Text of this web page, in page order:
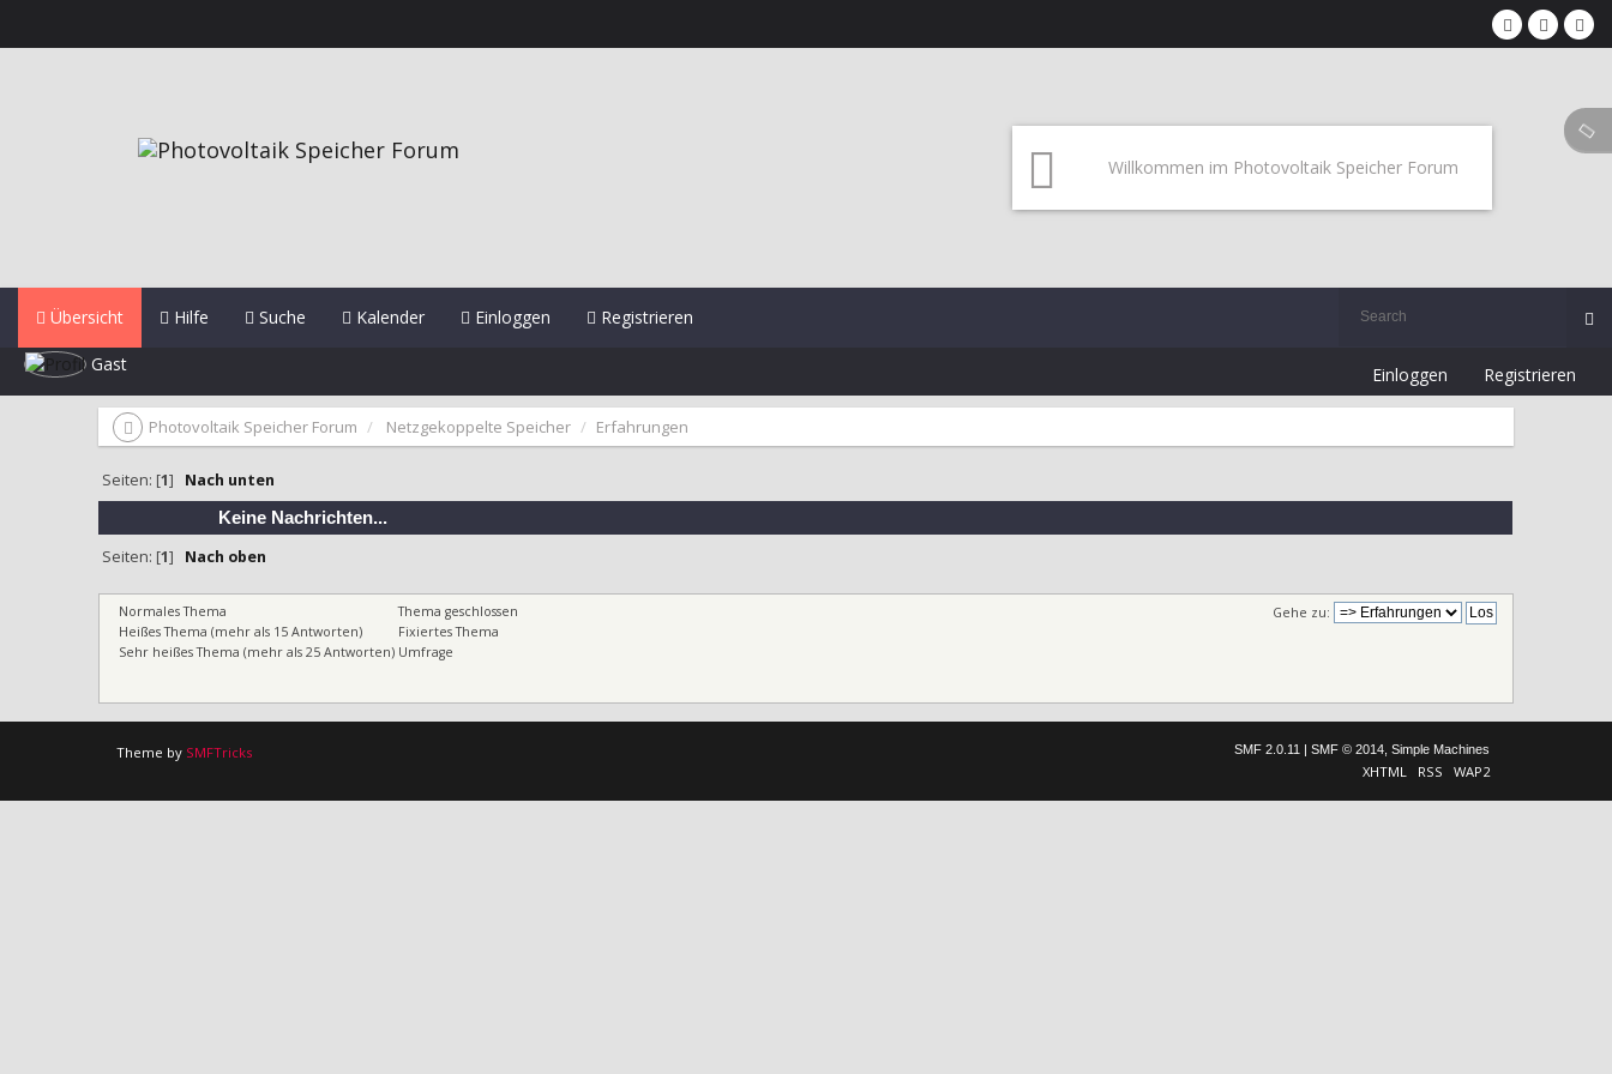
Willkommen im Photovoltaik Speicher Forum
Übersicht Hilfe Suche Kalender Einloggen Registrieren
Gast Einloggen Registrieren
Photovoltaik Speicher Forum Netzgekoppelte Speicher Erfahrungen
Seiten: [1] Nach unten
Keine Nachrichten...
Seiten: [1] Nach oben
Gehe zu:
Normales Thema
Heißes Thema (mehr als 15 Antworten)
Sehr heißes Thema (mehr als 25 Antworten)
Thema geschlossen
Fixiertes Thema
Umfrage
Theme by SMFTricks SMF 2.0.11 SMF © 2014, Simple Machines
XHTML RSS WAP2